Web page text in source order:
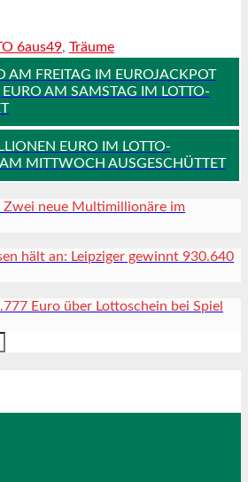
6aus49, Träume
AM FREITAG IM EUROJACKPOT
AM SAMSTAG IM LOTTO-
EURO IM LOTTO-
MITTWOCH AUSGESCHÜTTET
Zwei neue Multimillionäre im
hält an: Leipziger gewinnt 930.640
Euro über Lottoschein bei Spiel